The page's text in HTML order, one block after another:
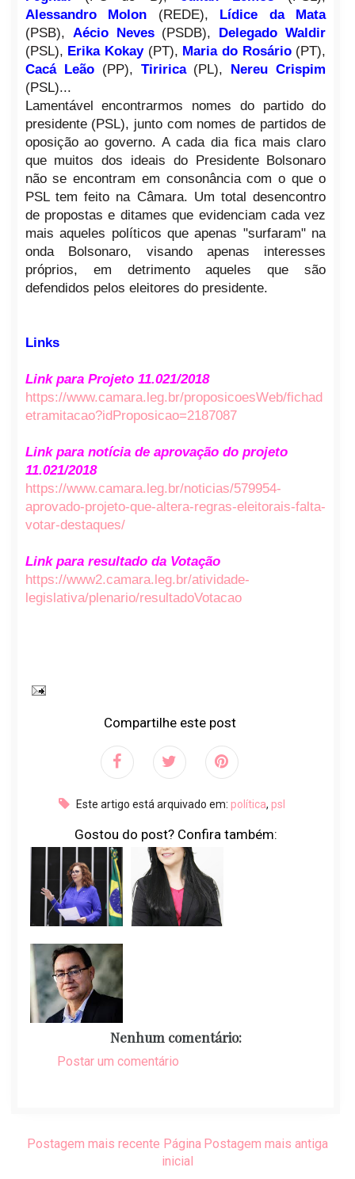
Alessandro Molon (REDE),
Lídice da Mata
(PSB), Aécio Neves(PSDB),
Delegado Waldir
(PSL), Erika Kokay(PT), Maria do Rosário(PT),
Cacá Leão(PP), Tiririca(PL),
Nereu Crispim
(PSL)...
Lamentável encontrarmos nomes do partido do
presidente (PSL), junto com nomes de partidos de
oposição ao governo. A cada dia fica mais claro
que muitos dos ideais do Presidente Bolsonaro
não se encontram em consonância com o que o
PSL tem feito na Câmara. Um total desencontro
de propostas e ditames que evidenciam cada vez
mais aqueles políticos que apenas "surfaram" na
onda Bolsonaro, visando apenas interesses
próprios, em detrimento aqueles que são
defendidos pelos eleitores do presidente.
Links
Link para Projeto 11.021/2018
https://www.camara.leg.br/proposicoesWeb/fichad
etramitacao?idProposicao=2187087
Link para notícia de aprovação do projeto
11.021/2018
https://www.camara.leg.br/noticias/579954-
aprovado-projeto-que-altera-regras-eleitorais-falta-
votar-destaques/
Link para resultado da Votação
https://www2.camara.leg.br/atividade-
legislativa/plenario/resultadoVotacao
Compartilhe este post
Este artigo está arquivado em: política, psl
Gostou do post? Confira também:
Nenhum comentário:
Postar um comentário
Postagem mais recente Postagem mais antiga
Página
inicial